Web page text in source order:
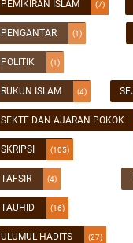
PEMIKIRAN ISLAM (7)
PENGANTAR (1)
POLITIK (1)
RUKUN ISLAM (4)
SEKTE DAN AJARAN POKOK
SKRIPSI (105)
TAFSIR (4)
TAUHID (16)
ULUMUL HADITS (27)